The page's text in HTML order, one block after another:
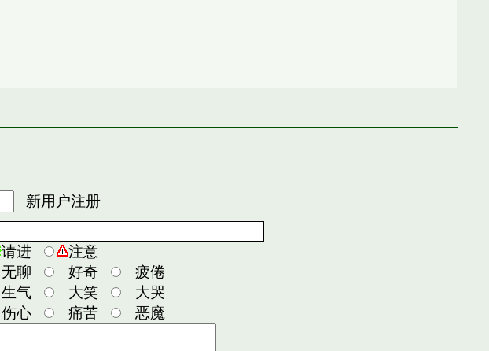
新用户注册
请进
注意
无聊 好奇
疲倦
生气 大笑
大哭
伤心 痛苦 恶魔